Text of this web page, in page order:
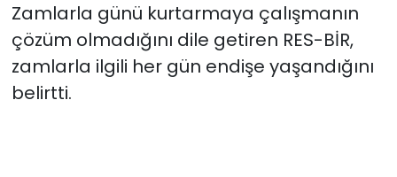
Zamlarla günü kurtarmaya çalışmanın
çözüm olmadığını dile getiren RES-BİR,
zamlarla ilgili her gün endişe yaşandığını
belirtti.